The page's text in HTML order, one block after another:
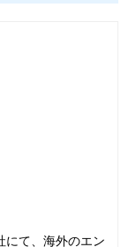
にて、海外のエン